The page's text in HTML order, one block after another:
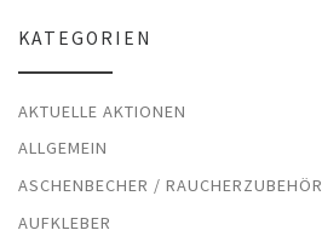
KATEGORIEN
AKTUELLE AKTIONEN
ALLGEMEIN
ASCHENBECHER / RAUCHERZUBEHÖR
AUFKLEBER